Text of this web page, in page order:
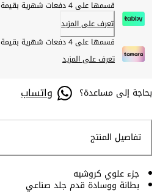
قسمها على 4 دفعات شهرية بقيمة
تعرف على المزيد
قسمها على 4 دفعات شهرية بقيمة
تعرف على المزيد
بحاجة إلى مساعدة؟ واتساب
تفاصيل المنتج
جزء علوي كروشيه
بطانة ووسادة قدم جلد صناعي